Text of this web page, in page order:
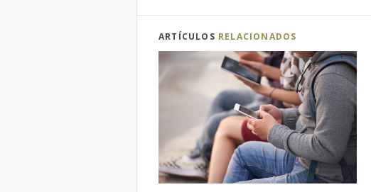
ARTÍCULOS RELACIONADOS